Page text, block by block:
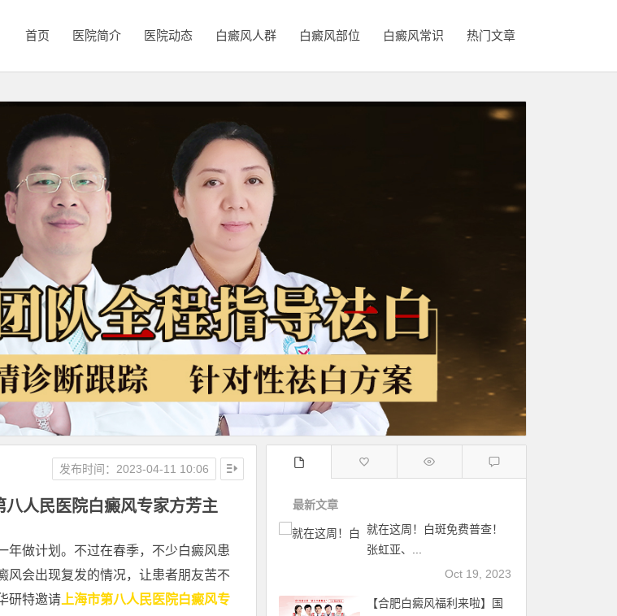
首页 医院简介 医院动态 白癜风人群 白癜风部位 白癜风常识 热门文章
人民医院白癜风专家方芳主
发布时间：2023-04-11 10:06
做计划。不过在春季，不少白癜风患
风会出现复发的情况，让患者朋友苦不
研特邀请 上海市第八人民医院白癜风专
最新文章
就在这周！白斑免费普查！
张虹亚、...
Oct 19, 2023
【合肥白癜风福利来啦】国